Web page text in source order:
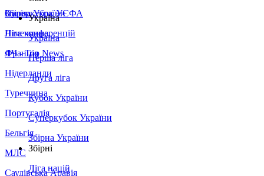
Збірна України
Італія
Німеччина
Франція
Нідерланди
Туреччина
Португалія
Бельгія
МЛС
Саудівська Аравія
Суперкубок УЄФА
Ліга конференцій
ЛЧ - Top News
Україна
Україна
Перша ліга
Друга ліга
Кубок України
Суперкубок України
Збірна України
Збірні
Ліга націй